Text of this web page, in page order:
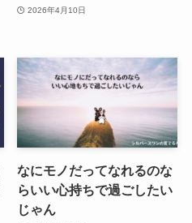
2026年4月10日
なにモノだってなれるのな
らいい心持ちで過ごしたい
じゃん